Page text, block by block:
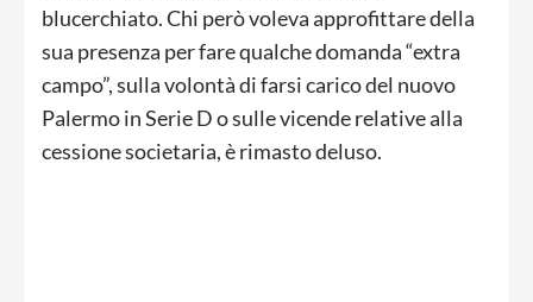
blucerchiato. Chi però voleva approfittare della
sua presenza per fare qualche domanda “extra
campo”, sulla volontà di farsi carico del nuovo
Palermo in Serie D o sulle vicende relative alla
cessione societaria, è rimasto deluso.